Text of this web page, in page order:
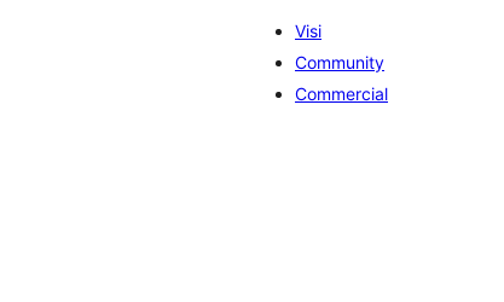
Visi
Community
Commercial